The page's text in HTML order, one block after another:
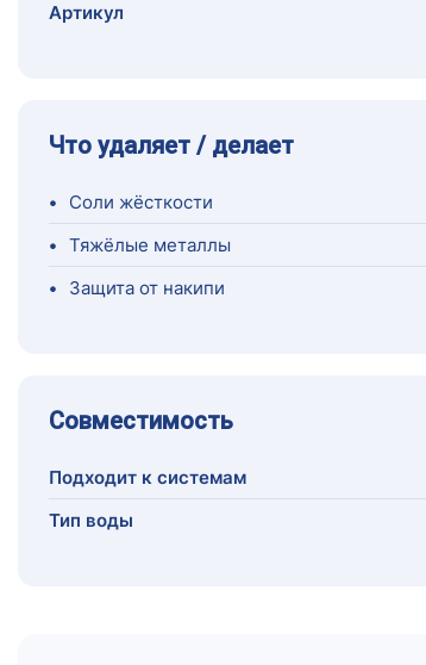
Артикул
Что удаляет / делает
•
Соли жёсткости
• Тяжёлые металлы
•
Защита от накипи
Совместимость
Подходит к системам
Тип воды